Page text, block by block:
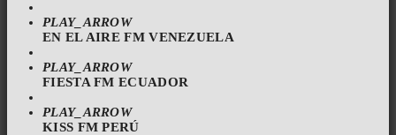
PLAY_ARROW
EN EL AIRE FM VENEZUELA
PLAY_ARROW
FIESTA FM ECUADOR
PLAY_ARROW
KISS FM PERÚ